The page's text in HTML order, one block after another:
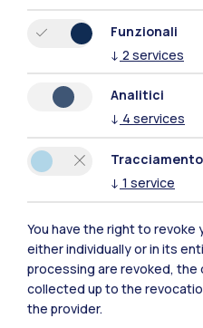
IT EN
Sedi
Funzionali
↓ 2 services
Analitici
↓ 4 services
Tracciamento
↓ 1 service
You have the right to revoke
either individually or in its
processing are revoked,
collected up to the
the provider.